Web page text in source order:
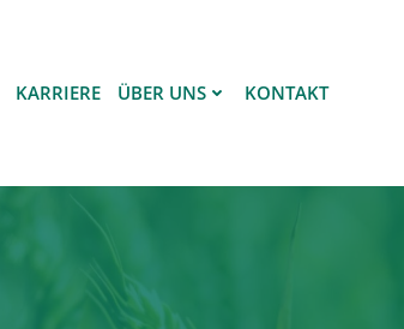
KARRIERE ÜBER UNS KONTAKT